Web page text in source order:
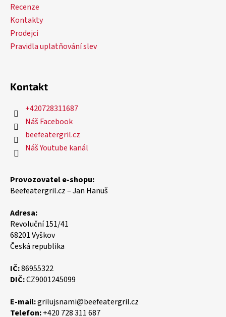
Recenze
Kontakty
Prodejci
Pravidla uplatňování slev
Kontakt
+420728311687
Náš Facebook
beefeatergril.cz
Náš Youtube kanál
Provozovatel e-shopu:
Beefeatergril.cz – Jan Hanuš
Adresa:
Revoluční 151/41
68201 Vyškov
Česká republika
IČ:86955322
DIČ:CZ9001245099
E-mail:grilujsnami@beefeatergril.cz
Telefon:+420 728 311 687